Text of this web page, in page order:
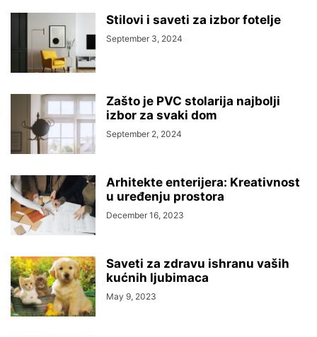
Stilovi i saveti za izbor fotelje
September 3, 2024
Zašto je PVC stolarija najbolji
izbor za svaki dom
September 2, 2024
Arhitekte enterijera: Kreativnost
u uređenju prostora
December 16, 2023
Saveti za zdravu ishranu vaših
kućnih ljubimaca
May 9, 2023